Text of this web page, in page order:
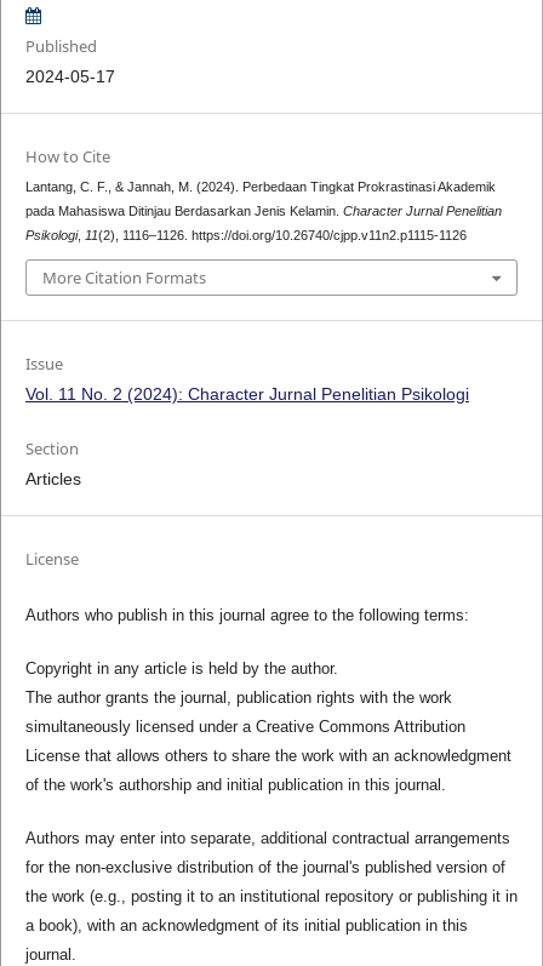
Published
2024-05-17
How to Cite
Lantang, C. F., & Jannah, M. (2024). Perbedaan Tingkat Prokrastinasi Akademik
pada Mahasiswa Ditinjau Berdasarkan Jenis Kelamin. Character Jurnal Penelitian
Psikologi, 11(2), 1116–1126. https://doi.org/10.26740/cjpp.v11n2.p1115-1126
More Citation Formats
Issue
Vol. 11 No. 2 (2024): Character Jurnal Penelitian Psikologi
Section
Articles
License
Authors who publish in this journal agree to the following terms:
Copyright in any article is held by the author.
The author grants the journal, publication rights with the work
simultaneously licensed under a Creative Commons Attribution
License that allows others to share the work with an acknowledgment
of the work's authorship and initial publication in this journal.
Authors may enter into separate, additional contractual arrangements
for the non-exclusive distribution of the journal's published version of
the work (e.g., posting it to an institutional repository or publishing it in
a book), with an acknowledgment of its initial publication in this
journal.